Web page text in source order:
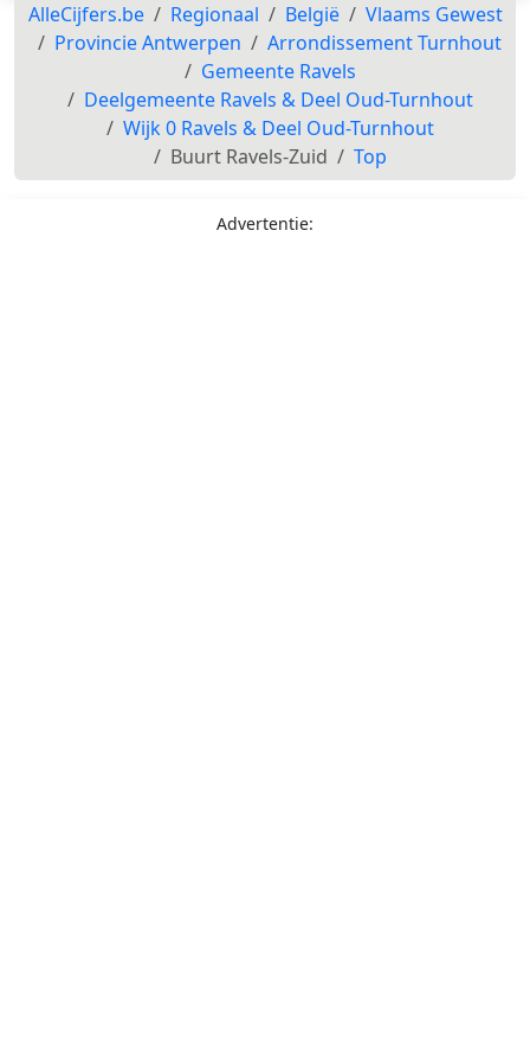
AlleCijfers.be Regionaal België
Vlaams Gewest
Provincie Antwerpen
Arrondissement Turnhout
Gemeente Ravels
Deelgemeente Ravels & Deel Oud-Turnhout
Wijk 0 Ravels & Deel Oud-Turnhout
Buurt Ravels-Zuid
Top
Advertentie: